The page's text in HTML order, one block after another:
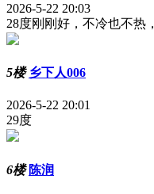
2026-5-22 20:03
28度刚刚好，不冷也不热，
5楼 乡下人006
2026-5-22 20:01
29度
6楼 陈润